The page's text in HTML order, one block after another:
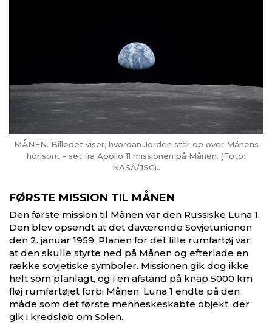
MÅNEN. Billedet viser, hvordan Jorden står op over Månens
horisont - set fra Apollo 11 missionen på Månen. (Foto:
NASA/JSC)..
FØRSTE MISSION TIL MÅNEN
Den første mission til Månen var den Russiske Luna 1.
Den blev opsendt at det daværende Sovjetunionen
den 2. januar 1959. Planen for det lille rumfartøj var,
at den skulle styrte ned på Månen og efterlade en
række sovjetiske symboler. Missionen gik dog ikke
helt som planlagt, og i en afstand på knap 5000 km
fløj rumfartøjet forbi Månen. Luna 1 endte på den
måde som det første menneskeskabte objekt, der
gik i kredsløb om Solen.